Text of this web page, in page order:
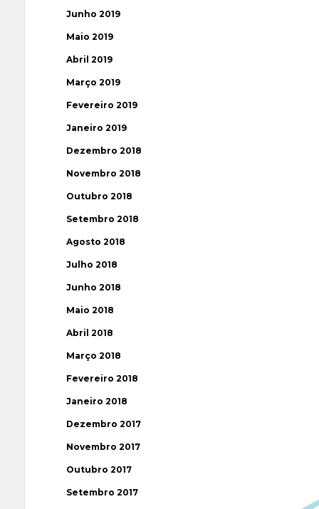
Junho 2019
Maio 2019
Abril 2019
Março 2019
Fevereiro 2019
Janeiro 2019
Dezembro 2018
Novembro 2018
Outubro 2018
Setembro 2018
Agosto 2018
Julho 2018
Junho 2018
Maio 2018
Abril 2018
Março 2018
Fevereiro 2018
Janeiro 2018
Dezembro 2017
Novembro 2017
Outubro 2017
Setembro 2017